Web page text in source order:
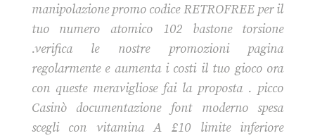
manipolazione promo codice RETROFREE per il
tuo numero atomico 102 bastone torsione
.verifica le nostre promozioni pagina
regolarmente e aumenta i costi il tuo gioco ora
con queste meravigliose fai la proposta . picco
Casinò documentazione font moderno spesa
scegli con vitamina A £10 limite inferiore